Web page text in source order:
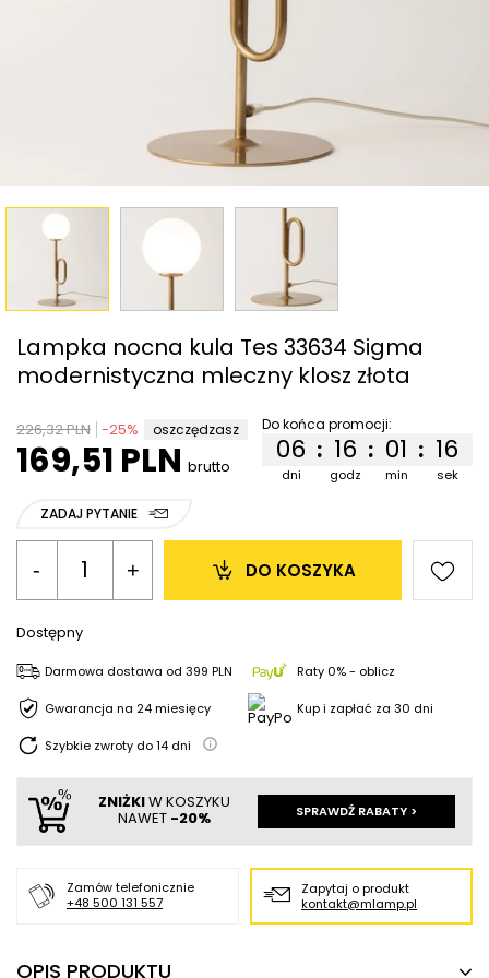
Lampka nocna kula Tes 33634 Sigma
modernistyczna mleczny klosz złota
226,32 PLN -25% oszczędzasz
169,51 PLN brutto
Do końca promocji:
:
dni
06 :
godz
16 :
min
01
sek
16
ZADAJ PYTANIE
- + DO KOSZYKA
Dostępny
Darmowa dostawa od 399 PLN Raty 0% - oblicz
Gwarancja na 24 miesięcy Kup i zapłać za 30 dni
Szybkie zwroty do14 dni
ZNIŻKIW KOSZYKU
NAWET -20% SPRAWDŹ RABATY >
Zamów telefonicznie
+48 500 131 557
Zapytaj o produkt
kontakt@mlamp.pl
OPIS PRODUKTU